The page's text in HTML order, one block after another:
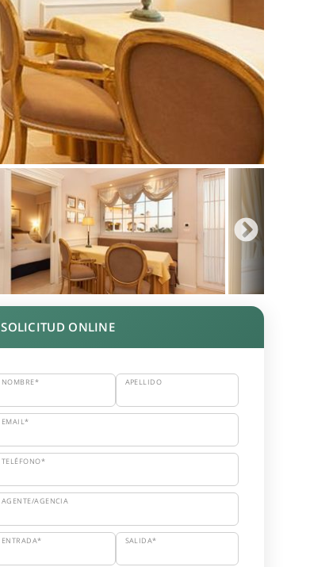
SOLICITUD ONLINE
NOMBRE* APELLIDO
EMAIL*
TELÉFONO*
AGENTE/AGENCIA
ENTRADA* SALIDA*